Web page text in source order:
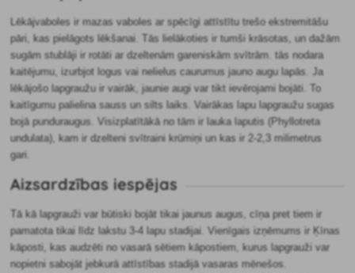
Lēkājvaboles ir mazas vaboles ar spēcīgi attīstītu trešo ekstremitāšu
pāri, kas pielāgots lēkšanai. Tās lielākoties ir tumši krāsotas, un dažām
sugām stublāji ir rotāti ar dzeltenām gareniskām svītrām. tās nodara
kaitējumu, izurbjot logus vai nelielus caurumus jauno augu lapās. Ja
lēkājošo lapgraužu ir vairāk, jaunie augi var tikt ievērojami bojāti. To
kaitīgumu palielina sauss un silts laiks. Vairākas lapu lapgraužu sugas
bojā punduraugus. Visizplatītākā no tām ir lauka laputis (Phyllotreta
undulata), kam ir dzelteni svītraini krūmiņi un kas ir 2-2,3 milimetrus
gari.
Aizsardzības iespējas
Tā kā lapgrauži var būtiski bojāt tikai jaunus augus, cīņa pret tiem ir
pamatota tikai līdz lakstu 3-4 lapu stadijai. Vienīgais izņēmums ir Ķīnas
kāposti, kas audzēti no vasarā sētiem kāpostiem, kurus lapgrauži var
nopietni sabojāt jebkurā attīstības stadijā vasaras mēnešos.